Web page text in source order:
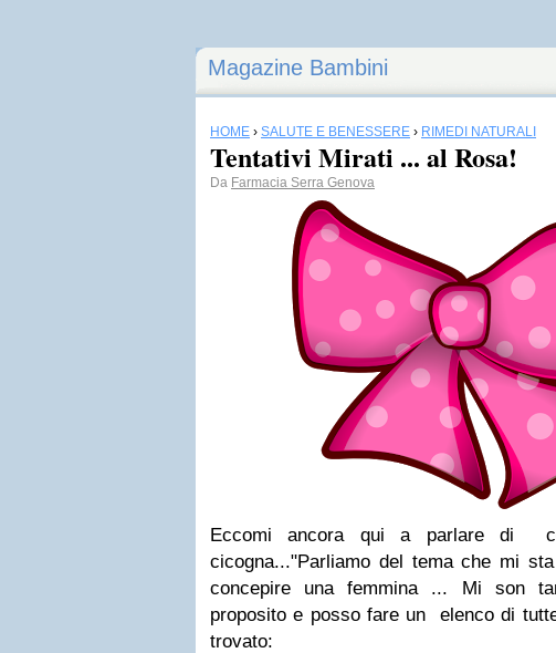
Magazine Bambini
HOME › SALUTE E BENESSERE › RIMEDI NATURALI
Tentativi Mirati ... al Rosa!
Da Farmacia Serra Genova
Eccomi ancora qui a parlare di
cicogna..."Parliamo del tema che mi
concepire una femmina ... Mi son
proposito e posso fare un elenco di
trovato: